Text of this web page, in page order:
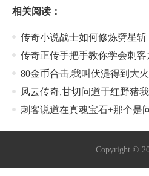
相关阅读：
传奇小说战士如何修炼劈星斩
传奇正传手把手教你学会刺客
80金币合击,我叫伏湜得到大
风云传奇,甘切问道于红野猪
刺客说道在真魂宝石+那个是
Copyright ©